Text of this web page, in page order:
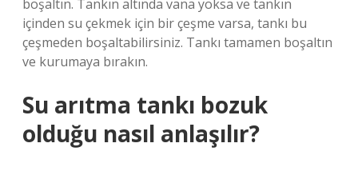
boşaltın. Tankın altında vana yoksa ve tankın
içinden su çekmek için bir çeşme varsa, tankı bu
çeşmeden boşaltabilirsiniz. Tankı tamamen boşaltın
ve kurumaya bırakın.
Su arıtma tankı bozuk
olduğu nasıl anlaşılır?